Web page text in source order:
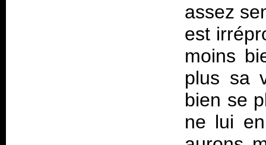
assez
est
moins
plus sa
bien se
ne lui